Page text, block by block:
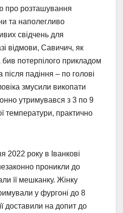
про розташування
та наполегливо
свідчень для
відмови, Савичич, як
бив потерпілого прикладом
падіння – по голові
змусили викопати
утримувався з 3 по 9
температури, практично
2022 року в Іванкові
проникли до
її мешканку. Жінку
у фургоні до 8
доставили на допит до